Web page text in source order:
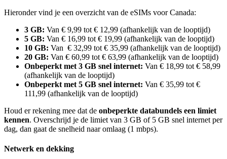
Hieronder vind je een overzicht van de eSIMs voor Canada:
3 GB: Van € 9,99 tot € 12,99 (afhankelijk van de looptijd)
5 GB: Van € 16,99 tot € 19,99 (afhankelijk van de looptijd)
10 GB: Van € 32,99 tot € 35,99 (afhankelijk van de looptijd)
20 GB: Van € 60,99 tot € 63,99 (afhankelijk van de looptijd)
Onbeperkt met 3 GB snel internet: Van € 18,99 tot € 58,99
(afhankelijk van de looptijd)
Onbeperkt met 5 GB snel internet: Van € 35,99 tot €
111,99 (afhankelijk van de looptijd)
Houd er rekening mee dat de onbeperkte databundels een limiet
kennen. Overschrijd je de limiet van 3 GB of 5 GB snel internet per
dag, dan gaat de snelheid naar omlaag (1 mbps).
Netwerk en dekking